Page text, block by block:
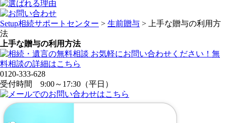
Setup相続サポートセンター > 生前贈与 >
上手な贈与の利用方
法
上手な贈与の利用方法
0120-333-628
受付時間 9:00～17:30（平日）